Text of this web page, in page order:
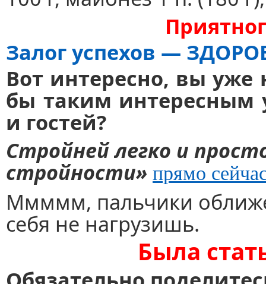
Залогуспехов —
Вот интересно, вы
бы таким интересным
и гостей?
Стройней легко и
стройности» прямо
Ммммм, пальчики
себя не нагрузишь.
Была